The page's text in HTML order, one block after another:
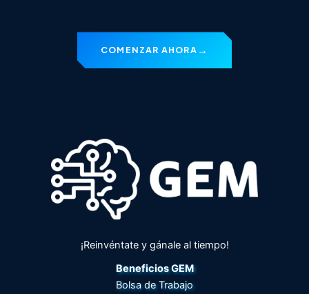
COMENZAR AHORA
¡Reinvéntate y gánale al tiempo!
Beneficios GEM
Bolsa de Trabajo